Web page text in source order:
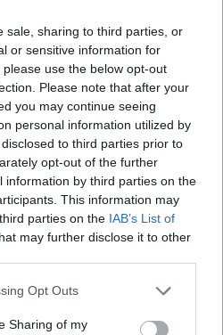
sale, sharing to third parties, or
or sensitive information for
use the below opt-out
Please note that after your
you may continue seeing
personal information utilized by
to third parties prior to
opt-out of the further
information by third parties on the
This information may
parties on the IAB’s List of
may further disclose it to other
app uses one or more Google
behaviour. You may click to
Opt Outs
Sharing of my
τους παλαιοντολόγους: Γιατί
σε μέγεθος ποντικιού
μέλη του ΟΗΕ
της Ρωσίας περί παύσης
Ποινικών Δικαστηρίων
με 544 άλογα και 0-100 σε
έχασε πέναλτι ο Μιχαηλίδης,